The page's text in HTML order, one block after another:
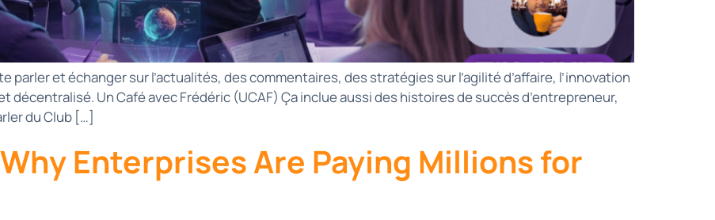
parler et échanger sur l’actualités, des commentaires, des stratégies sur l’agilité d’affaire, l’innovation
Un Café avec Frédéric (UCAF) Ça inclue aussi des histoires de succès d’entrepreneur,
du Club […]
Enterprises Are Paying Millions for